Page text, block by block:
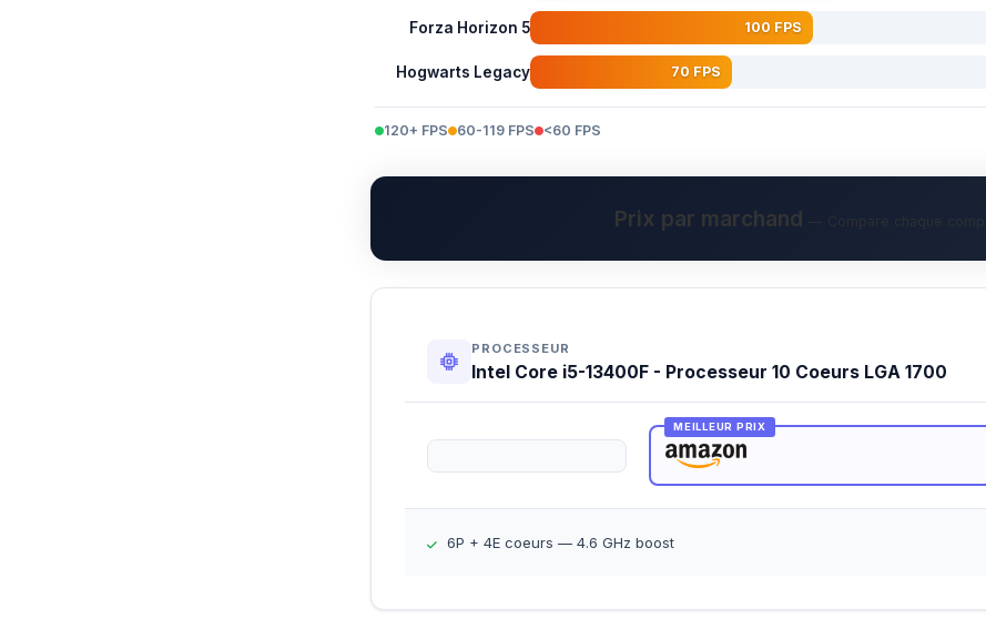
Forza Horizon 5 100 FPS
Hogwarts Legacy 70 FPS
120+ FPS 60-119 FPS <60 FPS
Prix par marchand
PROCESSEUR
Intel Core i5-13400F - Processeur 10 Coeurs LGA 1700
MEILLEUR PRIX
6P + 4E coeurs — 4.6 GHz boost